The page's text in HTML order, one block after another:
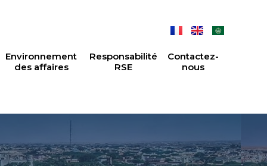
Environnement
des affaires
Responsabilité
RSE
Contactez-
nous